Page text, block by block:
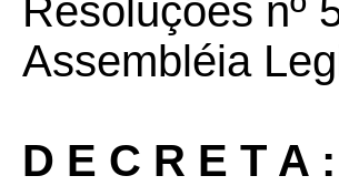
Resoluções nº
Assembléia
D E C R E T A :